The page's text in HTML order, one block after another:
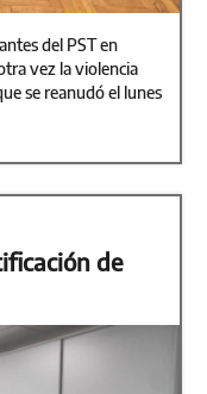
del PST en
vez la violencia
se reanudó el lunes
de